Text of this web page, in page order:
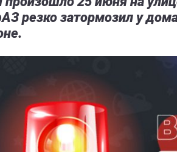
резко затормозил у